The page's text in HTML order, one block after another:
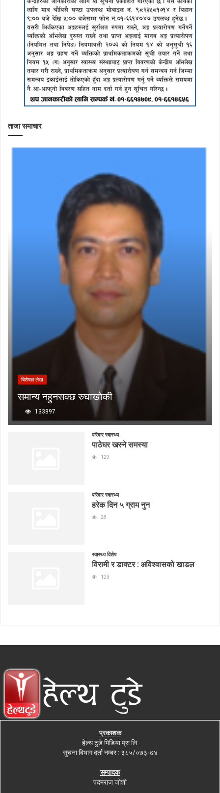
ताजा समाचार
बिशेषज्ञ लेख
समान्य नहुनसक्छ रुघाखोकी
133897
परिवार स्वास्थ्य
पाठेघर खस्ने समस्या
129
परिवार स्वास्थ्य
हरेक दिन ५ ग्राम नुन
28
स्वास्थ्य विशेष
विरामी र डाक्टर : अविश्वासको खाडल
123
प्रकाशक
हेल्थ टुडे मिडिया प्रा.लि.
सुचना बिभाग दर्ता नम्बर : ३८५/०७३-७४
सम्पादक
पदमराज जोशी